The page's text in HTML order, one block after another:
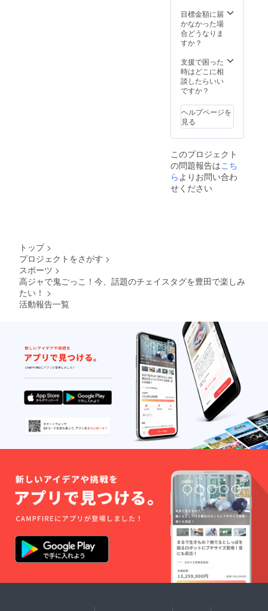
目標金額に届
かなかった場
合どうなりま
すか？
支援で困った
時はどこに相
談したらいい
ですか？
ヘルプページを
見る
このプロジェクト
の問題報告はこち
ら よりお問い合わ
せください
トップ >
プロジェクトをさがす >
スポーツ >
高ジャで鬼ごっこ！今、話題のチェイスタグを豊田で楽しみ
たい！ >
活動報告一覧